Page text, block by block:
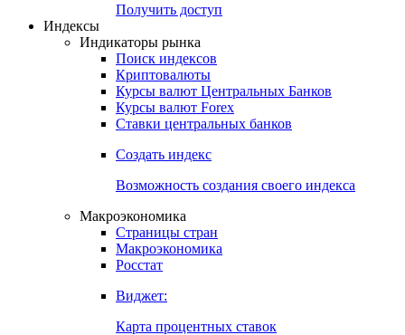
Получить доступ
Индексы
Индикаторы рынка
Поиск индексов
Криптовалюты
Курсы валют Центральных Банков
Курсы валют Forex
Ставки центральных банков
Создать индекс
Возможность создания своего индекса
Макроэкономика
Страницы стран
Макроэкономика
Росстат
Виджет:
Карта процентных ставок